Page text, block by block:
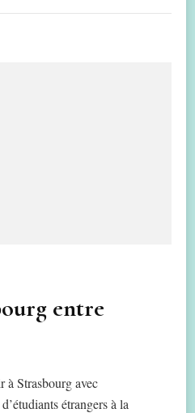
entre
à Strasbourg avec
étrangers à la